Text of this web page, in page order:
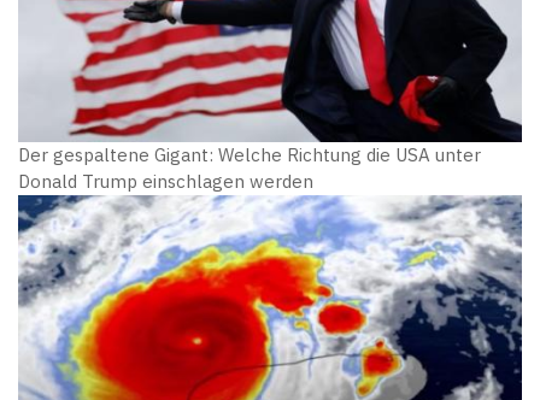
Der gespaltene Gigant: Welche Richtung die USA unter
Donald Trump einschlagen werden